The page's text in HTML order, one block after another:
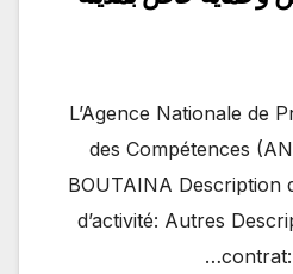
L’Agence Nationale de
des Compétences
BOUTAINA Description
d’activité: Autres
contrat: